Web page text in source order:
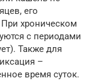
его
хроническом
с периодами
Также для
–
время суток.